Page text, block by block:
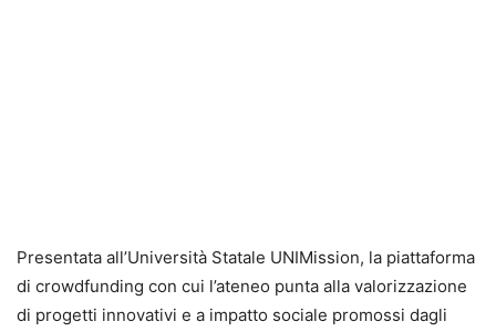
Presentata all’Università Statale UNIMission, la piattaforma
di crowdfunding con cui l’ateneo punta alla valorizzazione
di progetti innovativi e a impatto sociale promossi dagli